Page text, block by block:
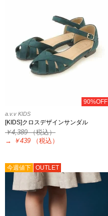
90%OFF
a.v.v KIDS
[KIDS]クロスデザインサンダル
￥4,389（税込）
→
￥439 （税込）
今週値下 OUTLET